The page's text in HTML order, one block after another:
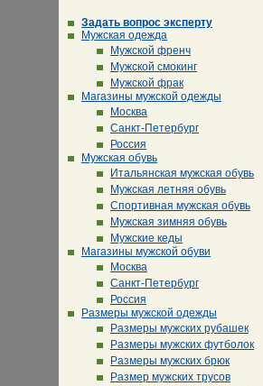
Задать вопрос эксперту
Мужская одежда
Мужской френч
Мужской смокинг
Мужской фрак
Магазины мужской одежды
Москва
Санкт-Петербург
Россия
Мужская обувь
Итальянская мужская обувь
Мужская летняя обувь
Спортивная мужская обувь
Мужская зимняя обувь
Мужские кеды
Магазины мужской обуви
Москва
Санкт-Петербург
Россия
Размеры мужской одежды
Размеры мужских рубашек
Размеры мужских футболок
Размеры мужских брюк
Размер мужских трусов